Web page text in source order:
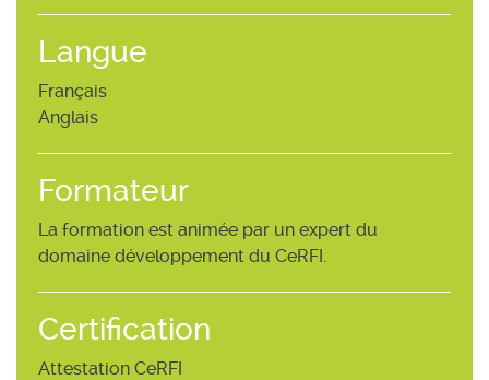
Langue
Français
Anglais
Formateur
La formation est animée par un expert du
domaine développement du CeRFI.
Certification
Attestation CeRFI